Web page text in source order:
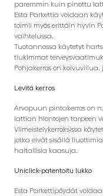
paremmin kuin pinottu
Esta Parkettia voidaan
toimii myös erittäin hyvin
vaihtelussa.
Tuotannossa käytetyt
tiukimmat
Pohjakerros on
Levitä kerros
Arvopuun pintakerros on
lattian hiontojen tarpeen
Viimeistelykerroksissa
jotka eivät sisällä
haitallisia kaasuja.
Uniclick-patentoitu lukko
Esta Parkettipöydät